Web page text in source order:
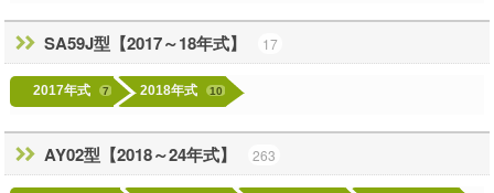
SA59J型【2017～18年式】 17
2017年式 7 2018年式 10
AY02型【2018～24年式】 263